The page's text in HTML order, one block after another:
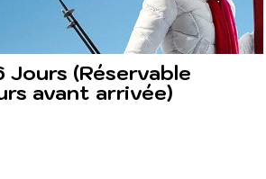
(Réservable
avant arrivée)